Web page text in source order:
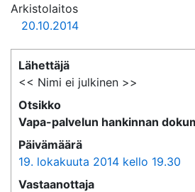
Arkistolaitos
20.10.2014
Lähettäjä
<< Nimi ei julkinen >>
Otsikko
Vapa-palvelun hankinnan
Päivämäärä
19. lokakuuta 2014 kello 19.30
Vastaanottaja